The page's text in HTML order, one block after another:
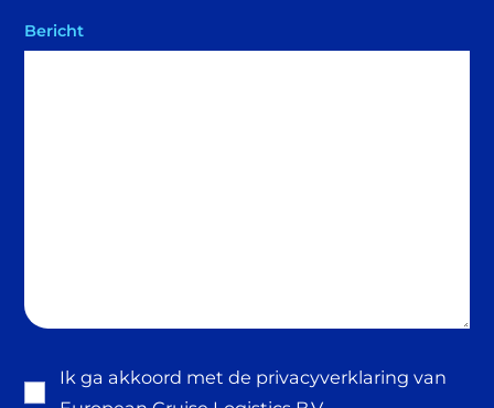
Bericht
Consent*
Ik ga akkoord met de privacyverklaring van